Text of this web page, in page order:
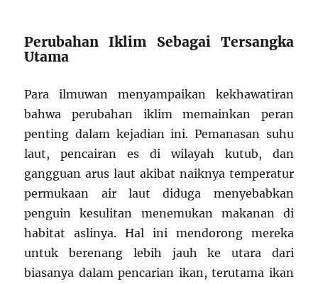
Perubahan Iklim Sebagai Tersangka
Utama
Para ilmuwan menyampaikan kekhawatiran
bahwa perubahan iklim memainkan peran
penting dalam kejadian ini. Pemanasan suhu
laut, pencairan es di wilayah kutub, dan
gangguan arus laut akibat naiknya temperatur
permukaan air laut diduga menyebabkan
penguin kesulitan menemukan makanan di
habitat aslinya. Hal ini mendorong mereka
untuk berenang lebih jauh ke utara dari
biasanya dalam pencarian ikan, terutama ikan